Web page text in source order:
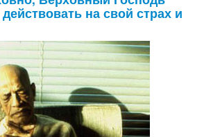
на свой страх и